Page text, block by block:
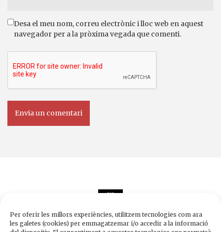
Per oferir les millors experiències, utilitzem tecnologies com ara
les galetes (cookies) per emmagatzemar i/o accedir a la informació
Desa el meu nom, correu electrònic i lloc web en aquest
navegador per a la pròxima vegada que comenti.